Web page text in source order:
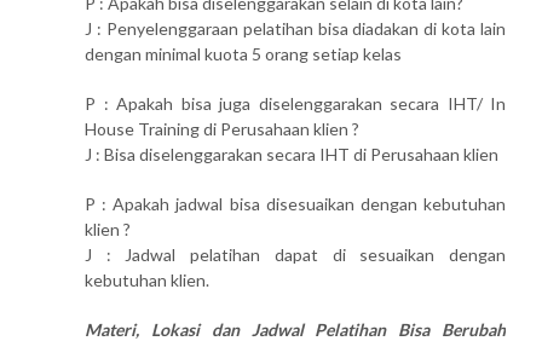
J : Penyelenggaraan pelatihan bisa diadakan di kota lain
dengan minimal kuota 5 orang setiap kelas
P : Apakah bisa juga diselenggarakan secara IHT/ In
House Training di Perusahaan klien ?
J : Bisa diselenggarakan secara IHT di Perusahaan klien
P : Apakah jadwal bisa disesuaikan dengan kebutuhan
klien ?
J : Jadwal pelatihan dapat di sesuaikan dengan
kebutuhan klien.
Materi, Lokasi dan Jadwal Pelatihan Bisa Berubah